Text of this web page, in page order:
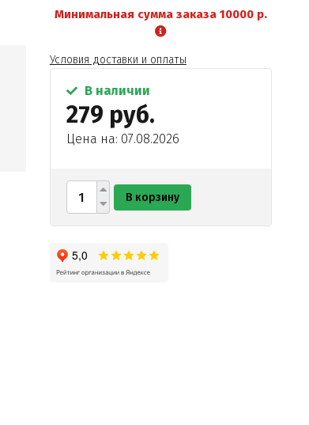
Минимальная сумма заказа 10000 р.
Условия доставки и оплаты
В наличии
279 руб.
Цена на: 07.08.2026
В корзину